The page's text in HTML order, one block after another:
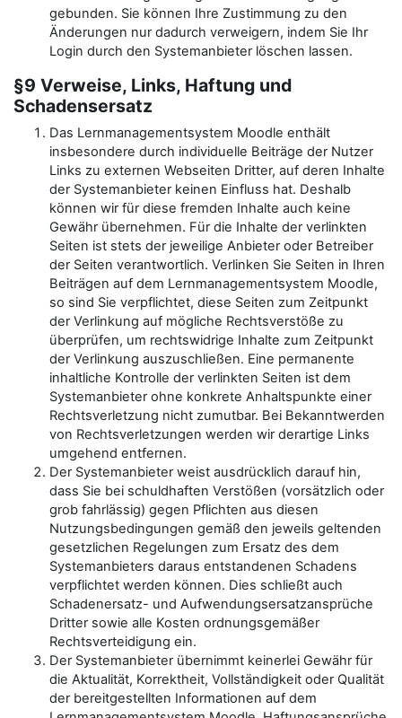
gebunden. Sie können Ihre Zustimmung zu den
Änderungen nur dadurch verweigern, indem Sie Ihr
Login durch den Systemanbieter löschen lassen.
§9 Verweise, Links, Haftung und
Schadensersatz
Das Lernmanagementsystem Moodle enthält
insbesondere durch individuelle Beiträge der Nutzer
Links zu externen Webseiten Dritter, auf deren Inhalte
der Systemanbieter keinen Einfluss hat. Deshalb
können wir für diese fremden Inhalte auch keine
Gewähr übernehmen. Für die Inhalte der verlinkten
Seiten ist stets der jeweilige Anbieter oder Betreiber
der Seiten verantwortlich. Verlinken Sie Seiten in Ihren
Beiträgen auf dem Lernmanagementsystem Moodle,
so sind Sie verpflichtet, diese Seiten zum Zeitpunkt
der Verlinkung auf mögliche Rechtsverstöße zu
überprüfen, um rechtswidrige Inhalte zum Zeitpunkt
der Verlinkung auszuschließen. Eine permanente
inhaltliche Kontrolle der verlinkten Seiten ist dem
Systemanbieter ohne konkrete Anhaltspunkte einer
Rechtsverletzung nicht zumutbar. Bei Bekanntwerden
von Rechtsverletzungen werden wir derartige Links
umgehend entfernen.
Der Systemanbieter weist ausdrücklich darauf hin,
dass Sie bei schuldhaften Verstößen (vorsätzlich oder
grob fahrlässig) gegen Pflichten aus diesen
Nutzungsbedingungen gemäß den jeweils geltenden
gesetzlichen Regelungen zum Ersatz des dem
Systemanbieters daraus entstandenen Schadens
verpflichtet werden können. Dies schließt auch
Schadenersatz- und Aufwendungsersatzansprüche
Dritter sowie alle Kosten ordnungsgemäßer
Rechtsverteidigung ein.
Der Systemanbieter übernimmt keinerlei Gewähr für
die Aktualität, Korrektheit, Vollständigkeit oder Qualität
der bereitgestellten Informationen auf dem